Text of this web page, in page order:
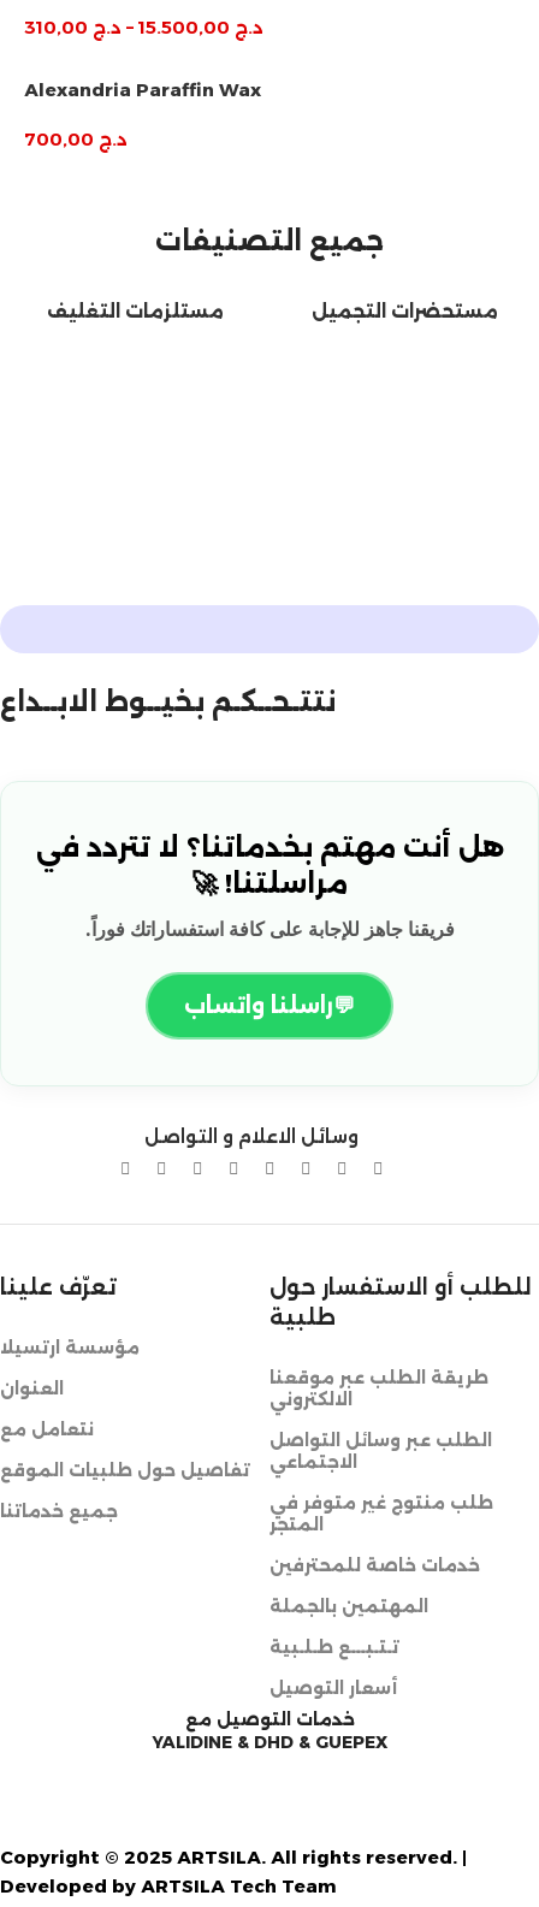
د.ج – د.ج
Alexandria Paraffin Wax
د.ج
جميع التصنيفات
مستلزمات التغليف مستحضرات التجميل
عن قريب..
...
نتتـحــكـم بخيــوط الابــداع
هل أنت مهتم بخدماتنا؟ لا تتردد في
مراسلتنا! 🚀
فريقنا جاهز للإجابة على كافة استفساراتك فوراً.
💬راسلنا واتساب
وسائل الاعلام و التواصل
تعرّف علينا
مؤسسة ارتسيلا
العنوان
نتعامل مع
تفاصيل حول طلبيات الموقع
جميع خدماتنا
للطلب أو الاستفسار حول
طلبية
طريقة الطلب عبر موقعنا
الالكتروني
الطلب عبر وسائل التواصل
الاجتماعي
طلب منتوج غير متوفر في
المتجر
خدمات خاصة للمحترفين
المهتمين بالجملة
تـتـبـــع طـلـبية
أسعار التوصيل
خدمات التوصيل مع
YALIDINE & DHD & GUEPEX
Copyright © 2025 ARTSILA. All rights reserved. |
Developed by ARTSILA Tech Team